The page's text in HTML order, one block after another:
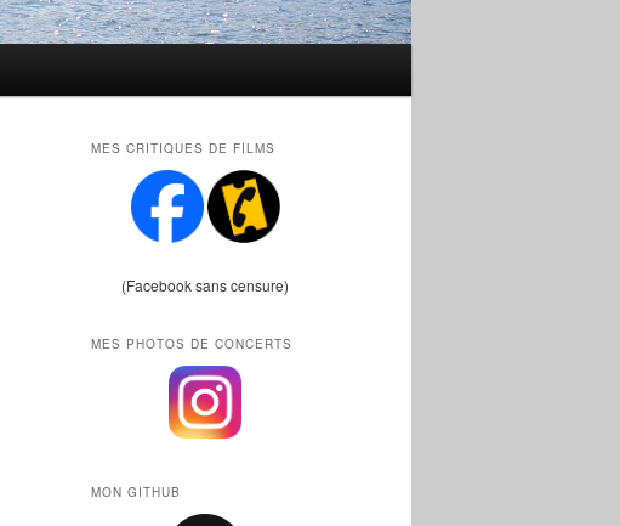
MES CRITIQUES DE FILMS
(Facebook sans censure)
MES PHOTOS DE CONCERTS
MON GITHUB